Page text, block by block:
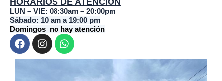
LUN – VIE: 08:30am – 20:00pm
Sábado: 10 am a 19:00 pm
Domingos no hay atención
F
a
c
I
n
s
W
h
a